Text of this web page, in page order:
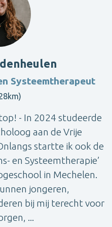
Systeemtherapeut
- In 2024 studeerde
aan de Vrije
startte ik ook de
en Systeemtherapie’
in Mechelen.
jongeren,
bij mij terecht voor
...